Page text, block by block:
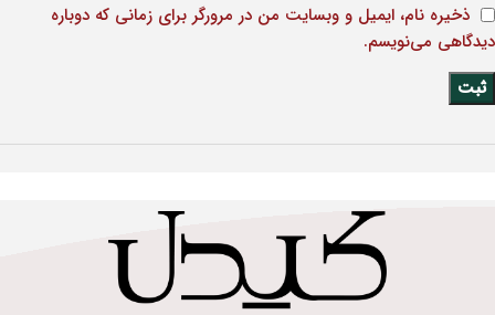
ذخیره نام، ایمیل و وبسایت من در مرورگر برای زمانی که دوباره
دیدگاهی می‌نویسم.